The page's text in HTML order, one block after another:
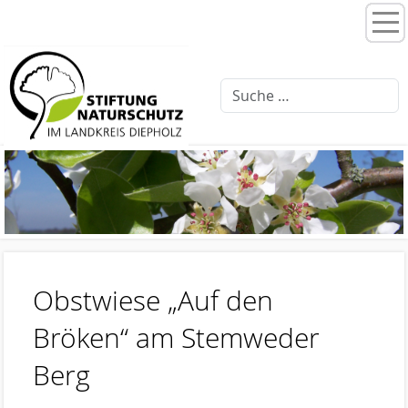
Home
Stiftungsprogramme
Moorentwicklung 3.0
Schlattprogramm
Fließgewässerrenaturierung
Ellernbäke
Brammer Bach
Feuchtwiesenpflege
Artenschutz
Obstwiese „Auf den
Bröken“ am Stemweder
Berg